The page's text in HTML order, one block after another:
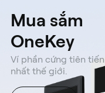
Mua sắm
OneKey
Ví phần cứng tiên tiến
nhất thế giới.